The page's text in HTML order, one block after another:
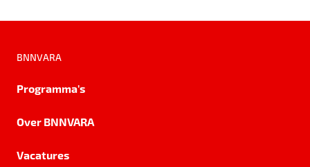
BNNVARA
Programma's
Over BNNVARA
Vacatures